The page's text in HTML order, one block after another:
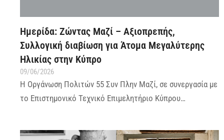
Ημερίδα: Ζώντας Μαζί – Αξιοπρεπής,
Συλλογική διαβίωση για Άτομα Μεγαλύτερης
Ηλικίας στην Κύπρο
09/06/2026
Η Οργάνωση Πολιτών 55 Συν Πλην Μαζί, σε συνεργασία με
το Επιστημονικό Τεχνικό Επιμελητήριο Κύπρου…